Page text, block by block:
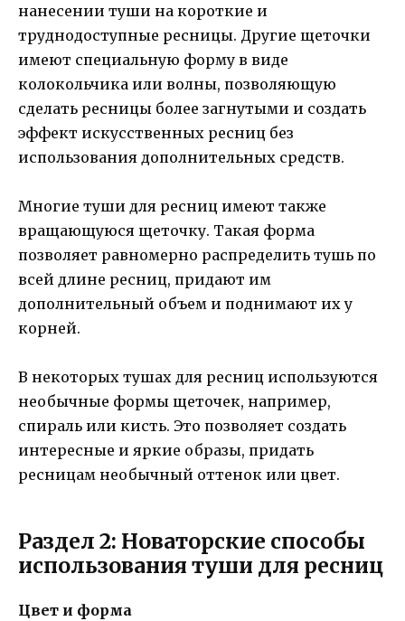
нанесении туши на короткие и
труднодоступные ресницы. Другие щеточки
имеют специальную форму в виде
колокольчика или волны, позволяющую
сделать ресницы более загнутыми и создать
эффект искусственных ресниц без
использования дополнительных средств.
Многие туши для ресниц имеют также
вращающуюся щеточку. Такая форма
позволяет равномерно распределить тушь по
всей длине ресниц, придают им
дополнительный объем и поднимают их у
корней.
В некоторых тушах для ресниц используются
необычные формы щеточек, например,
спираль или кисть. Это позволяет создать
интересные и яркие образы, придать
ресницам необычный оттенок или цвет.
Раздел 2: Новаторские способы
использования туши для ресниц
Цвет и форма